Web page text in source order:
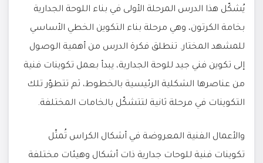
يُشكّل هذا الدرس المرحلة الأولى في بناء اللوحة الجدارية
بخامة الكرتون، وهي مرحلة بناء التكوين الخطي الأساسي
للمشهد المختار. تنطلق فكرة الدرس من أهمية الوصول
إلى تكوين فني جيد للوحة الجدارية، يبدأ بعمل تكوينات فنية
من عناصرها الشكلية الرئيسية بالخطوط، ثم تتطوّر تلك
التكوينات في مرحلة ثانية لتتشكّل بالخامات المختلفة.
والأعمال الفنية المعروضة في أشكال الكراس تُمثّل
تكوينات فنية للوحات جدارية ذات أشكال وهيئات مختلفة